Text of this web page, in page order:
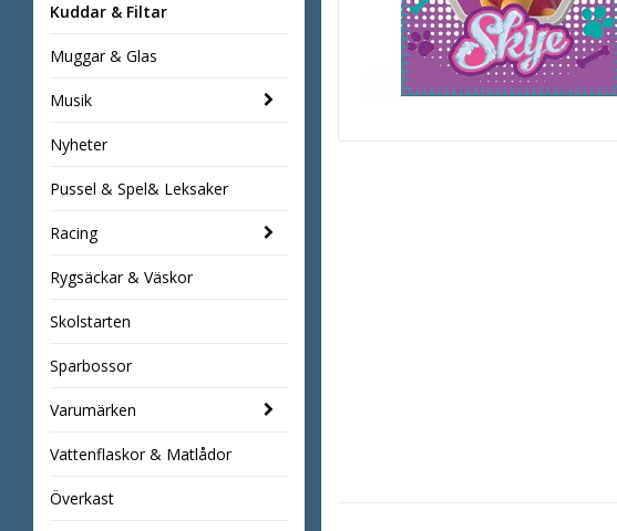
Kuddar & Filtar
Muggar & Glas
Musik
Nyheter
Pussel & Spel& Leksaker
Racing
Rygsäckar & Väskor
Skolstarten
Sparbossor
Varumärken
Vattenflaskor & Matlådor
Överkast